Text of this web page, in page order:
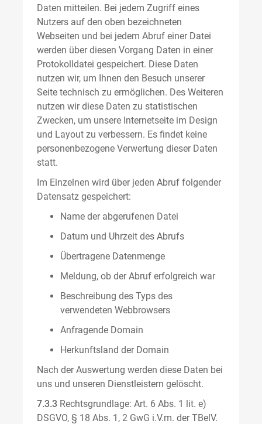
Daten mitteilen. Bei jedem Zugriff eines
Nutzers auf den oben bezeichneten
Webseiten und bei jedem Abruf einer Datei
werden über diesen Vorgang Daten in einer
Protokolldatei gespeichert. Diese Daten
nutzen wir, um Ihnen den Besuch unserer
Seite technisch zu ermöglichen. Des Weiteren
nutzen wir diese Daten zu statistischen
Zwecken, um unsere Internetseite im Design
und Layout zu verbessern. Es findet keine
personenbezogene Verwertung dieser Daten
statt.
Im Einzelnen wird über jeden Abruf folgender
Datensatz gespeichert:
Name der abgerufenen Datei
Datum und Uhrzeit des Abrufs
Übertragene Datenmenge
Meldung, ob der Abruf erfolgreich war
Beschreibung des Typs des
verwendeten Webbrowsers
Anfragende Domain
Herkunftsland der Domain
Nach der Auswertung werden diese Daten bei
uns und unseren Dienstleistern gelöscht.
7.3.3 Rechtsgrundlage: Art. 6 Abs. 1 lit. e)
DSGVO, § 18 Abs. 1, 2 GwG i.V.m. der TBelV.